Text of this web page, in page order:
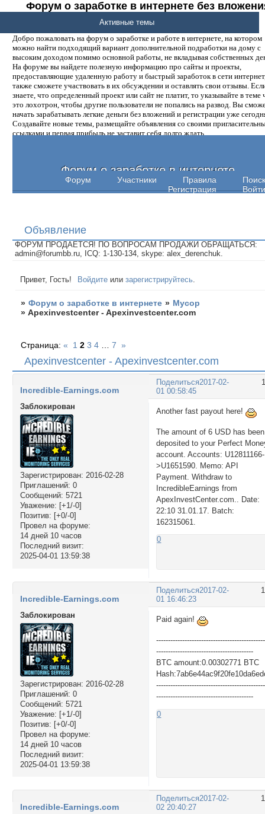
Форум о заработке в интернете без
денег.
Добро пожаловать на форум о заработке и работе в интернете, на котором
можно найти подходящий вариант дополнительной подработки на дому с
высоким доходом помимо основной работы, не вкладывая собственных
На форуме вы найдете полезную информацию про сайты и проекты,
предоставляющие удаленную работу и быстрый заработок в сети
также сможете участвовать в их обсуждении и оставлять свои отзывы.
знаете, что определенный проект или сайт не платит, то указывайте в теме
это лохотрон, чтобы другие пользователи не попались на развод. Вы
начать зарабатывать легкие деньги без вложений и регистрации уже
Создавайте новые темы, размещайте объявления со своими
ссылками и первая прибыль не заставит себя долго ждать.
Форум о заработке в интернете
Форум Участники Правила
Поиск
Регистрация
Войти
Активные темы
Объявление
ФОРУМ ПРОДАЕТСЯ! ПО ВОПРОСАМ ПРОДАЖИ ОБРАЩАТЬСЯ:
admin@forumbb.ru, ICQ: 1-130-134, skype: alex_derenchuk.
Привет, Гость! Войдите илизарегистрируйтесь
» Форум о заработке в интернете » Мусор
»Apexinvestcenter - Apexinvestcenter.com
Apexinvestcenter - Apexinvestcenter.com
Страница:« 1 2 3 4 7 »
Поделиться2017-02-
01 00:58:45
Incredible-Earnings.com
Заблокирован
Зарегистрирован: 2016-02-28
Приглашений: 0
Сообщений: 5721
Уважение: [+1/-0]
Позитив: [+0/-0]
Провел на форуме:
14 дней 10 часов
Последний визит:
2025-04-01 13:59:38
Another fast payout here!
The amount of 6 USD has been
deposited to your Perfect
account. Accounts: U12811166-
>U1651590. Memo: API
Payment. Withdraw to
IncredibleEarnings from
ApexInvestCenter.com.. Date:
22:10 31.01.17. Batch:
162315061.
0
Поделиться2017-02-
01 16:46:23
Incredible-Earnings.com
Заблокирован
Зарегистрирован: 2016-02-28
Приглашений: 0
Сообщений: 5721
Уважение: [+1/-0]
Позитив: [+0/-0]
Провел на форуме:
14 дней 10 часов
Последний визит:
2025-04-01 13:59:38
Paid again!
-----------------------------------------
BTC amount:0.00302771 BTC
-----------------------------------------
0
Поделиться2017-02-
02 20:40:27
Incredible-Earnings.com